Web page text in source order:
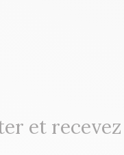
et recevez